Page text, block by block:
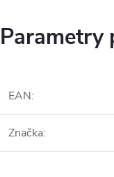
Parametry
EAN:
Značka: